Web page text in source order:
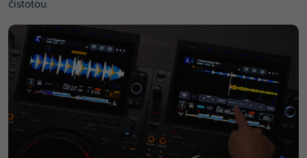
čistotou.